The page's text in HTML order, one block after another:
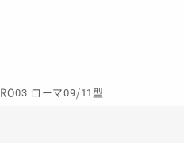
RO03 ローマ09/11型